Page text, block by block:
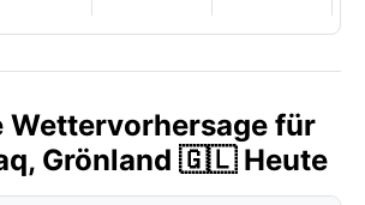
Wettervorhersage für
Grönland 🇬🇱 Heute